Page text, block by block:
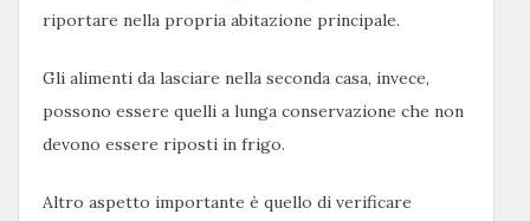
riportare nella propria abitazione principale.
Gli alimenti da lasciare nella seconda casa, invece,
possono essere quelli a lunga conservazione che non
devono essere riposti in frigo.
Altro aspetto importante è quello di verificare